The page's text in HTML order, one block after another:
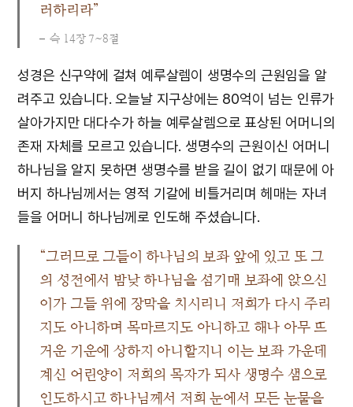
러하리라”
슥 14장 7~8절
성경은 신구약에 걸쳐 예루살렘이 생명수의 근원임을 알
려주고 있습니다. 오늘날 지구상에는 80억이 넘는 인류가
살아가지만 대다수가 하늘 예루살렘으로 표상된 어머니의
존재 자체를 모르고 있습니다. 생명수의 근원이신 어머니
하나님을 알지 못하면 생명수를 받을 길이 없기 때문에 아
버지 하나님께서는 영적 기갈에 비틀거리며 헤매는 자녀
들을 어머니 하나님께로 인도해 주셨습니다.
“그러므로 그들이 하나님의 보좌 앞에 있고 또 그
의 성전에서 밤낮 하나님을 섬기매 보좌에 앉으신
이가 그들 위에 장막을 치시리니 저희가 다시 주리
지도 아니하며 목마르지도 아니하고 해나 아무 뜨
거운 기운에 상하지 아니할지니 이는 보좌 가운데
계신 어린양이 저희의 목자가 되사 생명수 샘으로
인도하시고 하나님께서 저희 눈에서 모든 눈물을